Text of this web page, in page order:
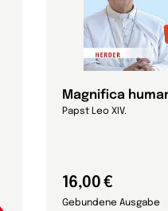
Magnifica
Papst Leo XIV.
16,00 €
Gebundene Ausgabe